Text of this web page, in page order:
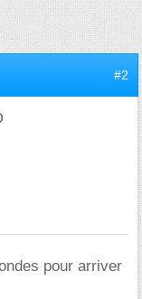
#2
pour arriver